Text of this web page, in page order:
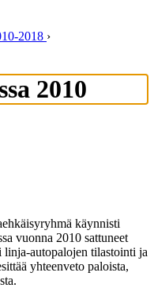
2018 ›
2010
käynnisti
vuonna 2010 sattuneet
autopalojen tilastointi ja
yhteenveto paloista,